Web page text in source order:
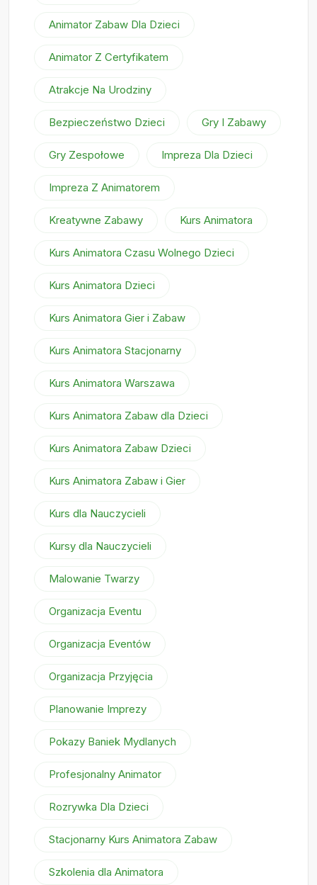
Animator Zabaw Dla Dzieci
Animator Z Certyfikatem
Atrakcje Na Urodziny
Bezpieczeństwo Dzieci Gry I Zabawy
Gry Zespołowe Impreza Dla Dzieci
Impreza Z Animatorem
Kreatywne Zabawy Kurs Animatora
Kurs Animatora Czasu Wolnego Dzieci
Kurs Animatora Dzieci
Kurs Animatora Gier i Zabaw
Kurs Animatora Stacjonarny
Kurs Animatora Warszawa
Kurs Animatora Zabaw dla Dzieci
Kurs Animatora Zabaw Dzieci
Kurs Animatora Zabaw i Gier
Kurs dla Nauczycieli
Kursy dla Nauczycieli
Malowanie Twarzy
Organizacja Eventu
Organizacja Eventów
Organizacja Przyjęcia
Planowanie Imprezy
Pokazy Baniek Mydlanych
Profesjonalny Animator
Rozrywka Dla Dzieci
Stacjonarny Kurs Animatora Zabaw
Szkolenia dla Animatora